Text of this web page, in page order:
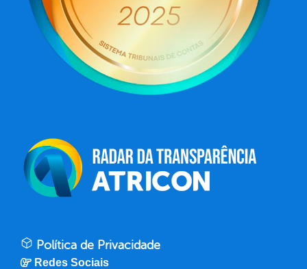
Política de Privacidade
Redes Sociais